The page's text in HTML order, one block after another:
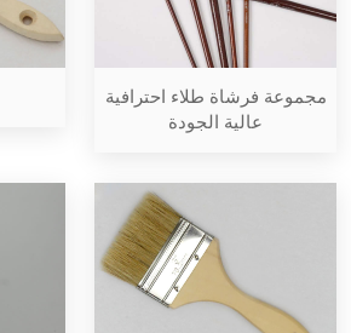
مجموعة فرشاة طلاء احترافية
عالية الجودة